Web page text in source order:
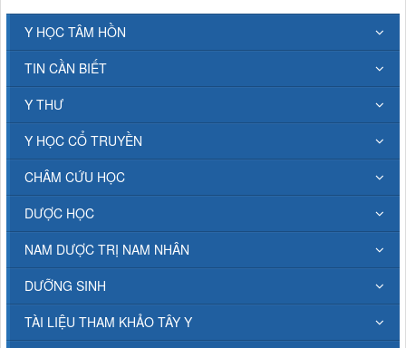
Y HỌC TÂM HỒN
TIN CẦN BIẾT
Y THƯ
Y HỌC CỔ TRUYỀN
CHÂM CỨU HỌC
DƯỢC HỌC
NAM DƯỢC TRỊ NAM NHÂN
DƯỠNG SINH
TÀI LIỆU THAM KHẢO TÂY Y